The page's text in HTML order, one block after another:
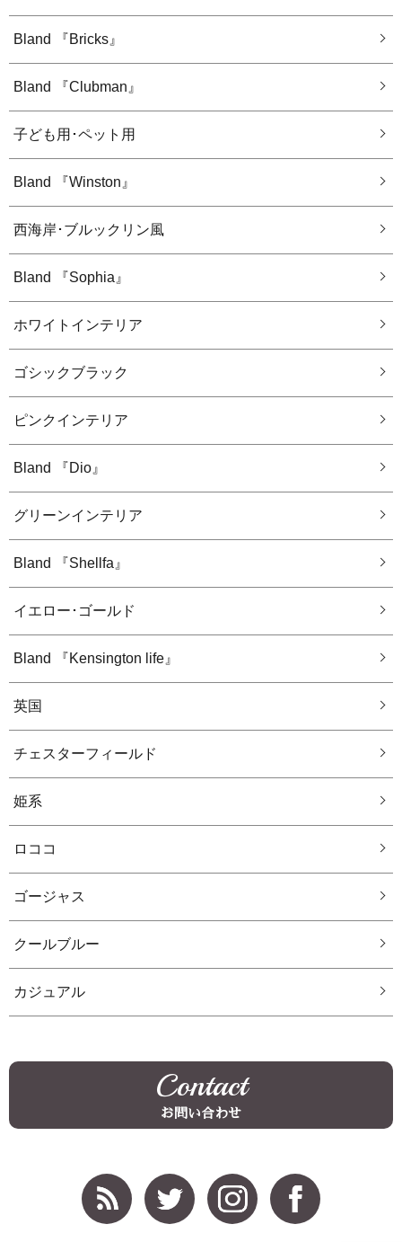
Bland 『Bricks』
Bland 『Clubman』
子ども用･ペット用
Bland 『Winston』
西海岸･ブルックリン風
Bland 『Sophia』
ホワイトインテリア
ゴシックブラック
ピンクインテリア
Bland 『Dio』
グリーンインテリア
Bland 『Shellfa』
イエロー･ゴールド
Bland 『Kensington life』
英国
チェスターフィールド
姫系
ロココ
ゴージャス
クールブルー
カジュアル
Contact
お問い合わせ